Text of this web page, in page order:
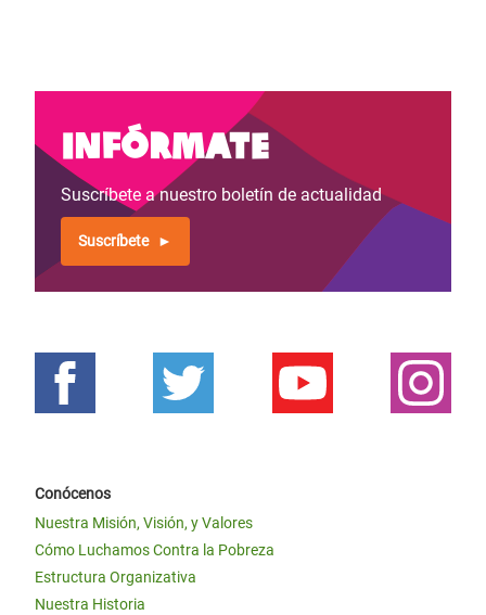
Infórmate
Suscríbete a nuestro boletín de actualidad
Suscríbete
Conócenos
Nuestra Misión, Visión, y Valores
Cómo Luchamos Contra la Pobreza
Estructura Organizativa
Nuestra Historia